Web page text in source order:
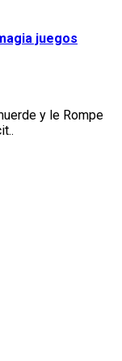
juegos
y le Rompe